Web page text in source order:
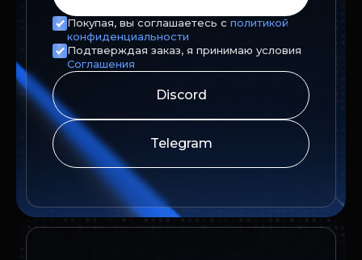
Покупая, вы соглашаетесь с политикой
конфиденциальности
Подтверждая заказ, я принимаю условия
Соглашения
Discord
Telegram